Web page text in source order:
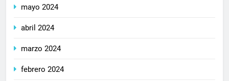
mayo 2024
abril 2024
marzo 2024
febrero 2024